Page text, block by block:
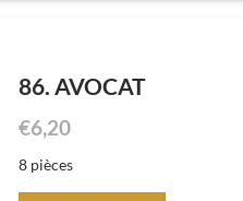
86. AVOCAT
€6,20
8 pièces